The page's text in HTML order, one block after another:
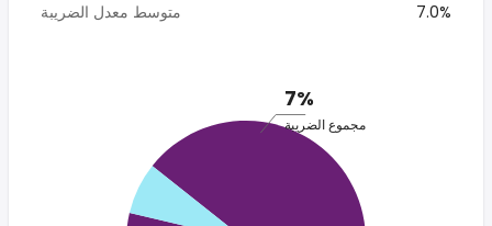
متوسط معدل الضريبة
7.0%
7%
مجموع الضريبة